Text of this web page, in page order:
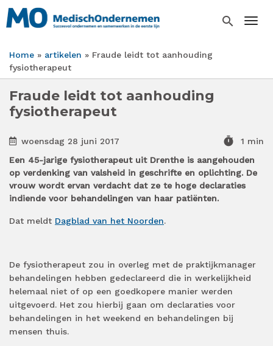
Overslaan
en
inhoud
gaan
search
Kruimelpad
Home artikelen
Fraude leidt tot aanhouding
fysiotherapeut
Fraude leidt tot aanhouding
fysiotherapeut
woensdag 28 juni 2017 timer
1 min
Een 45-jarige fysiotherapeut uit Drenthe is aangehouden
op verdenking van valsheid in geschrifte en oplichting. De
vrouw wordt ervan verdacht dat ze te hoge declaraties
indiende voor behandelingen van haar patiënten.
Dat meldt Dagblad van het Noorden.
De fysiotherapeut zou in overleg met de praktijkmanager
behandelingen hebben gedeclareerd die in werkelijkheid
helemaal niet of op een goedkopere manier werden
uitgevoerd. Het zou hierbij gaan om declaraties voor
behandelingen in het weekend en behandelingen bij
mensen thuis.